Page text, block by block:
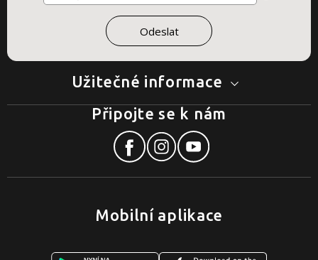
Užitečné informace
Mobilní aplikace
Připojte se k nám